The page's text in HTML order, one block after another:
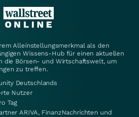
Alleinstellungsmerkmal als den
Wissens-Hub für einen aktuellen
die Börsen- und Wirtschaftswelt, um
zu treffen.
Deutschlands
Nutzer
Tag
ARIVA, FinanzNachrichten und